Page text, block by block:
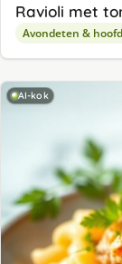
Ravioli met
Avondeten &
AI-kok